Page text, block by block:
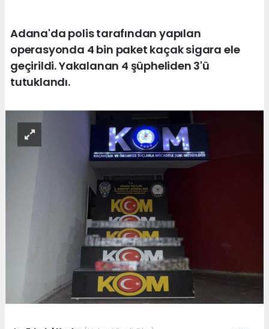
Adana'da polis tarafından yapılan
operasyonda 4 bin paket kaçak sigara ele
geçirildi. Yakalanan 4 şüpheliden 3'ü
tutuklandı.